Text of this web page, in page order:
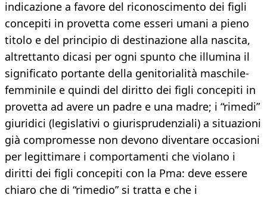
indicazione a favore del riconoscimento dei figli
concepiti in provetta come esseri umani a pieno
titolo e del principio di destinazione alla nascita,
altrettanto dicasi per ogni spunto che illumina il
significato portante della genitorialità maschile-
femminile e quindi del diritto dei figli concepiti in
provetta ad avere un padre e una madre; i “rimedi”
giuridici (legislativi o giurisprudenziali) a situazioni
già compromesse non devono diventare occasioni
per legittimare i comportamenti che violano i
diritti dei figli concepiti con la Pma: deve essere
chiaro che di “rimedio” si tratta e che i